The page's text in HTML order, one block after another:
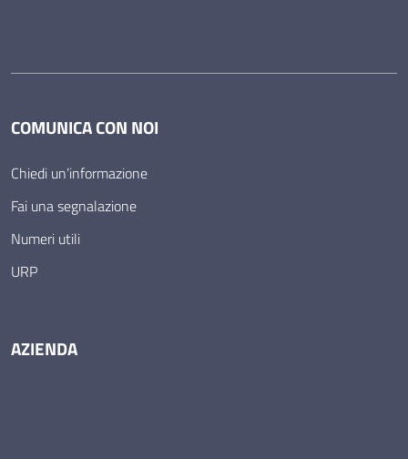
COMUNICA CON NOI
Chiedi un’informazione
Fai una segnalazione
Numeri utili
URP
AZIENDA